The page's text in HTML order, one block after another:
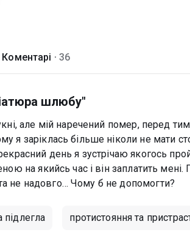
Коментарі · 36
шлюбу"
але мій наречений помер, перед
я заріклась більше ніколи не мати
день я зустрічаю якогось
на якийсь час і він заплатить мені.
не надовго… Чому б не допомогти?
підлегла протистояння та